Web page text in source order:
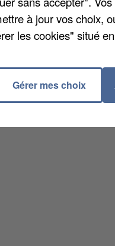
à jour vos choix,
les cookies" situé
Gérer mes choix